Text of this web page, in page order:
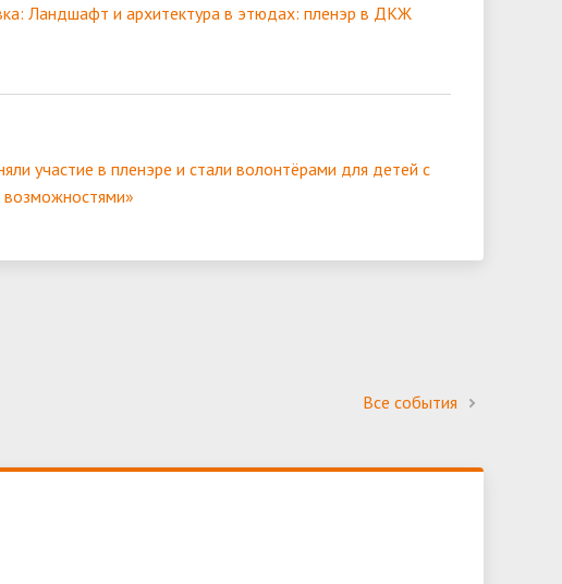
Ландшафт и архитектура в этюдах: пленэр в ДКЖ
участие в пленэре и стали волонтёрами для детей с
возможностями»
Все события